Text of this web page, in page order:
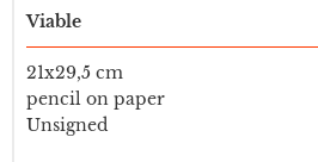
Viable
21x29,5 cm
pencil on paper
Unsigned